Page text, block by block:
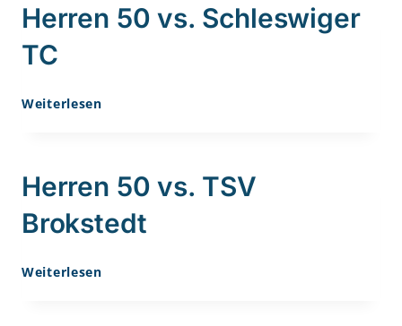
Herren 50 vs. Schleswiger
TC
Weiterlesen
TC
Herren 50 vs. TSV
Brokstedt
Weiterlesen